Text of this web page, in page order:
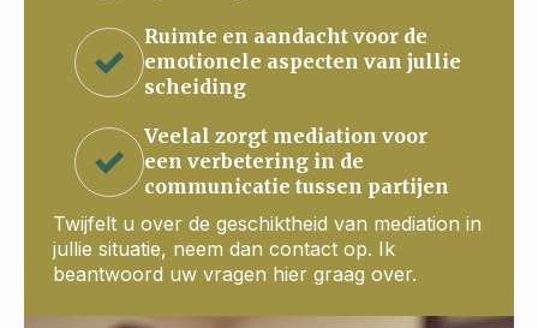
Ruimte en aandacht voor de
emotionele aspecten van jullie
scheiding
Veelal zorgt mediation voor
een verbetering in de
communicatie tussen partijen
Twijfelt u over de geschiktheid van mediation in
jullie situatie, neem dan contact op. Ik
beantwoord uw vragen hier graag over.